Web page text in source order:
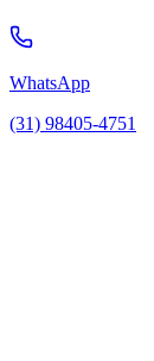
WhatsApp
(31) 98405-4751